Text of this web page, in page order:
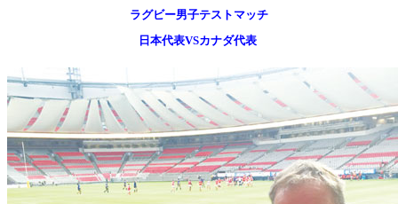
ラグビー男子テストマッチ
日本代表VSカナダ代表